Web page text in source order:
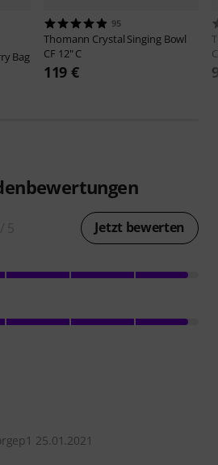
Bag
95
Thomann Crystal Singing Bowl
CF 12" C
119 €
Jetzt bewerten
25.01.2021